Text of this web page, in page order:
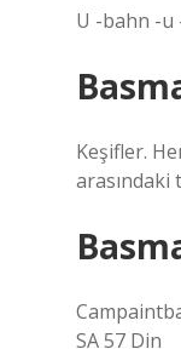
U -bahn -u
Keşifler.
arasındaki
SA 57 Din